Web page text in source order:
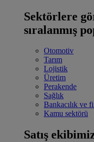
Sektörlere
sıralanmış
Otomotiv
Tarım
Lojistik
Üretim
Perakende
Sağlık
Bankacılık ve
Kamu sektörü
Satış